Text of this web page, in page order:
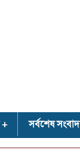
সর্বশেষ সংবাদ